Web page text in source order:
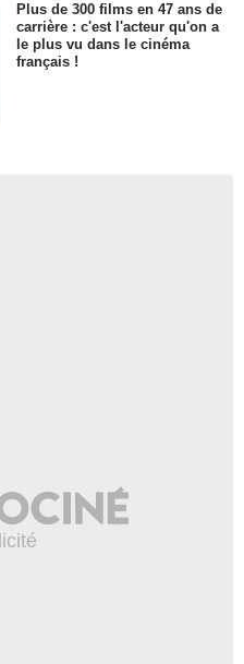
Plus de 300 films en 47 ans de
carrière : c'est l'acteur qu'on a
le plus vu dans le cinéma
français !